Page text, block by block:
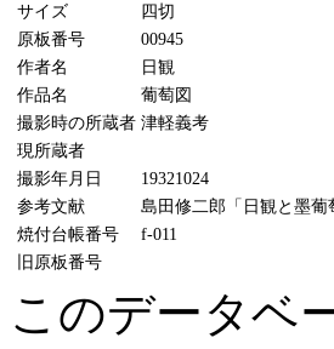
サイズ
四切
原板番号
00945
作者名
日観
作品名
葡萄図
撮影時の所蔵者 津軽義考
現所蔵者
撮影年月日
19321024
参考文献
島田修二郎「日観と墨葡
焼付台帳番号
f-011
旧原板番号
このデータベ